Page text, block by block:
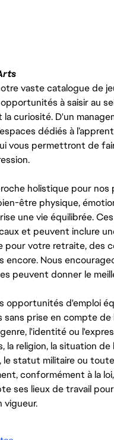
vaste catalogue de
à saisir au
la curiosité. D'un
dédiés à
vous permettront de
holistique pour nos
être physique,
une vie équilibrée.
et peuvent inclure
pour votre retraite, des
Nous
peuvent donner le
opportunités d'emploi
prise en compte de
l'identité ou
religion, la situation
le statut militaire ou
conformément à la
ses lieux de travail
vigueur.